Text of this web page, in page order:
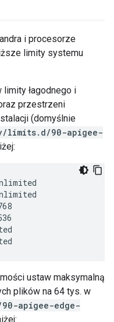
i procesorze
limity systemu
limity łagodnego i
przestrzeni
(domyślnie
limits.d/90-apigee-
ustaw maksymalną
plików na 64 tys. w
apigee-edge-